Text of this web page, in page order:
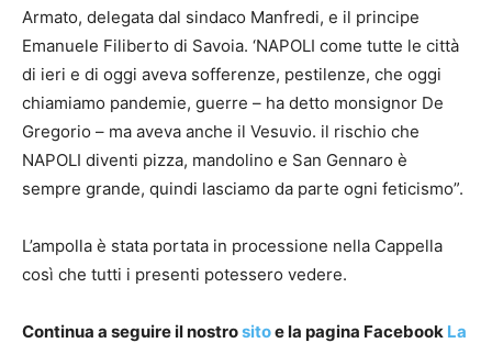
Armato, delegata dal sindaco Manfredi, e il principe
Emanuele Filiberto di Savoia. ‘NAPOLI come tutte le città
di ieri e di oggi aveva sofferenze, pestilenze, che oggi
chiamiamo pandemie, guerre – ha detto monsignor De
Gregorio – ma aveva anche il Vesuvio. il rischio che
NAPOLI diventi pizza, mandolino e San Gennaro è
sempre grande, quindi lasciamo da parte ogni feticismo”.
L’ampolla è stata portata in processione nella Cappella
così che tutti i presenti potessero vedere.
Continua a seguire il nostrositoe la pagina Facebook La